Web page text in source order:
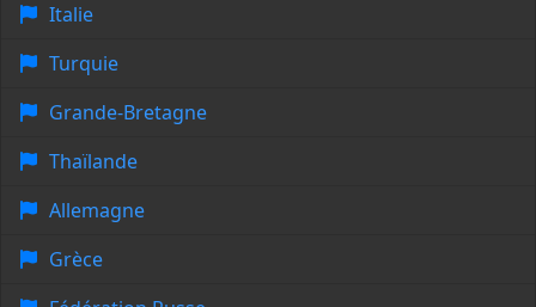
Italie
Turquie
Grande-Bretagne
Thaïlande
Allemagne
Grèce